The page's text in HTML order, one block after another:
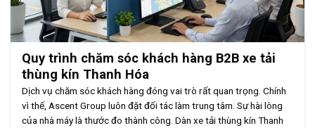
Quy trình chăm sóc khách hàng B2B xe tải
thùng kín Thanh Hóa
Dịch vụ chăm sóc khách hàng đóng vai trò rất quan trọng. Chính
vì thế, Ascent Group luôn đặt đối tác làm trung tâm. Sự hài lòng
của nhà máy là thước đo thành công. Dàn xe tải thùng kín Thanh